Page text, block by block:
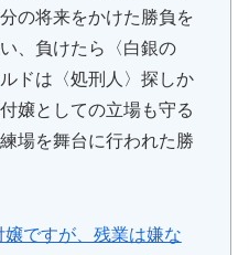
の将来をかけた勝負を
、負けたら〈白銀の
ドは〈処刑人〉探しか
嬢としての立場も守る
場を舞台に行われた勝
ですが、残業は嫌な